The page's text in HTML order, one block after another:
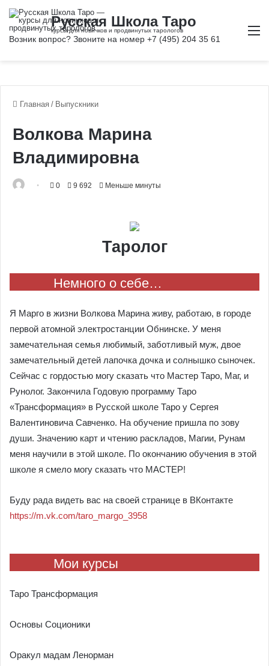
Главная / Выпускники
Волкова Марина
Владимировна
0 9 692 Меньше минуты
Таролог
Немного о себе…
Я Марго в жизни Волкова Марина живу, работаю, в городе
первой атомной электростанции Обнинске. У меня
замечательная семья любимый, заботливый муж, двое
замечательный детей лапочка дочка и солнышко сыночек.
Сейчас с гордостью могу сказать что Мастер Таро, Маг, и
Рунолог. Закончила Годовую программу Таро
«Трансформация» в Русской школе Таро у Сергея
Валентиновича Савченко. На обучение пришла по зову
души. Значению карт и чтению раскладов, Магии, Рунам
меня научили в этой школе. По окончанию обучения в этой
школе я смело могу сказать что МАСТЕР!
Буду рада видеть вас на своей странице в ВКонтакте
https://m.vk.com/taro_margo_3958
Мои курсы
Таро Трансформация
Основы Соционики
Оракул мадам Ленорман